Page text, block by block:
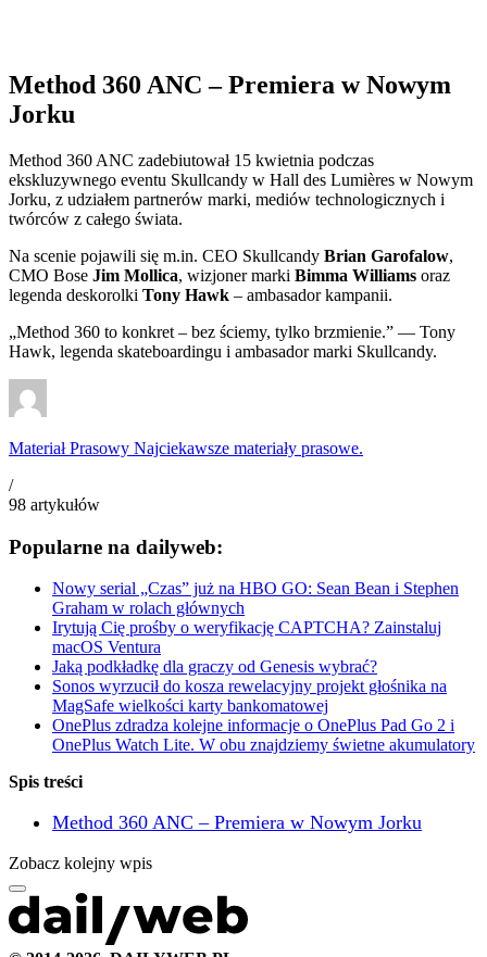
Method 360 ANC – Premiera w Nowym
Jorku
Method 360 ANC zadebiutował 15 kwietnia podczas
ekskluzywnego eventu Skullcandy w Hall des Lumières w Nowym
Jorku, z udziałem partnerów marki, mediów technologicznych i
twórców z całego świata.
Na scenie pojawili się m.in. CEO Skullcandy Brian Garofalow,
CMO Bose Jim Mollica, wizjoner marki Bimma Williams oraz
legenda deskorolki Tony Hawk – ambasador kampanii.
„Method 360 to konkret – bez ściemy, tylko brzmienie.” — Tony
Hawk, legenda skateboardingu i ambasador marki Skullcandy.
Materiał Prasowy Najciekawsze materiały prasowe.
/
98 artykułów
Popularne na dailyweb:
Nowy serial „Czas” już na HBO GO: Sean Bean i Stephen
Graham w rolach głównych
Irytują Cię prośby o weryfikację CAPTCHA? Zainstaluj
macOS Ventura
Jaką podkładkę dla graczy od Genesis wybrać?
Sonos wyrzucił do kosza rewelacyjny projekt głośnika na
MagSafe wielkości karty bankomatowej
OnePlus zdradza kolejne informacje o OnePlus Pad Go 2 i
OnePlus Watch Lite. W obu znajdziemy świetne akumulatory
Spis treści
Method 360 ANC – Premiera w Nowym Jorku
Zobacz kolejny wpis